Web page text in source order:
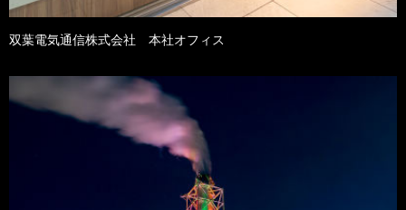
双葉電気通信株式会社 本社オフィス